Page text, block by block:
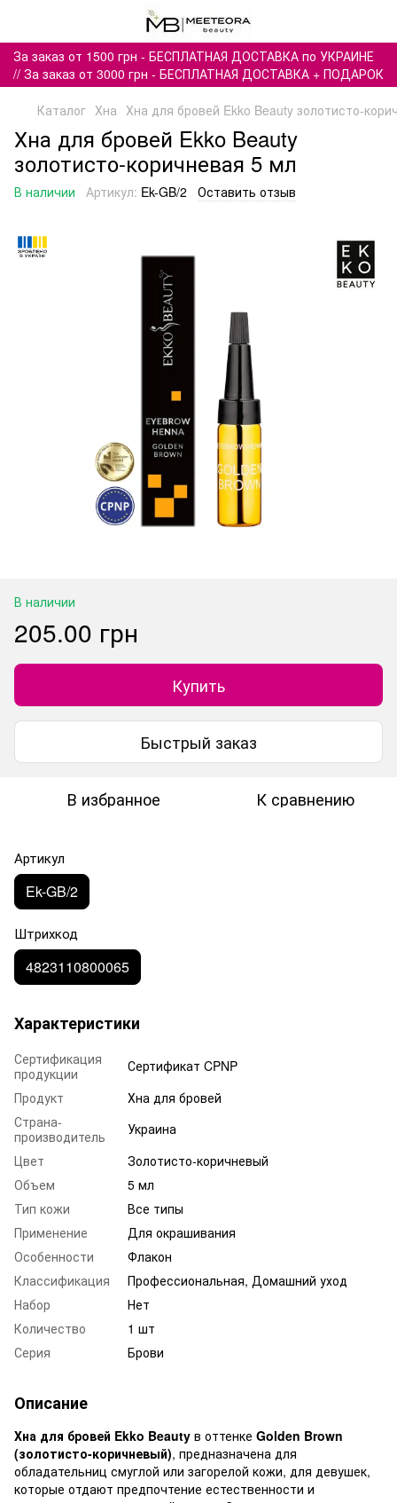
За заказ от 1500 грн - БЕСПЛАТНАЯ ДОСТАВКА по УКРАИНЕ
// За заказ от 3000 грн - БЕСПЛАТНАЯ ДОСТАВКА + ПОДАРОК
Каталог Хна Хна для бровей Ekko Beauty золотисто-
Хна для бровей Ekko Beauty
золотисто-коричневая 5 мл
В наличии Артикул: Ek-GB/2 Оставить отзыв
В наличии
205.00 грн
Купить
Быстрый заказ
В избранное К сравнению
Артикул
Ek-GB/2
Штрихкод
4823110800065
Характеристики
Сертификация
продукции
Сертификат CPNP
Продукт
Хна для бровей
Страна-
производитель
Украина
Цвет
Золотисто-коричневый
Объем
5 мл
Тип кожи
Все типы
Применение
Для окрашивания
Особенности
Флакон
Классификация
Профессиональная, Домашний уход
Набор
Нет
Количество
1 шт
Серия
Брови
Описание
Хна для бровей Ekko Beauty в оттенке Golden Brown
(золотисто-коричневый), предназначена для
обладательниц смуглой или загорелой кожи, для девушек,
которые отдают предпочтение естественности и